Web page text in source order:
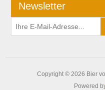
Newsletter
Copyright © 2026 Bier
Powered